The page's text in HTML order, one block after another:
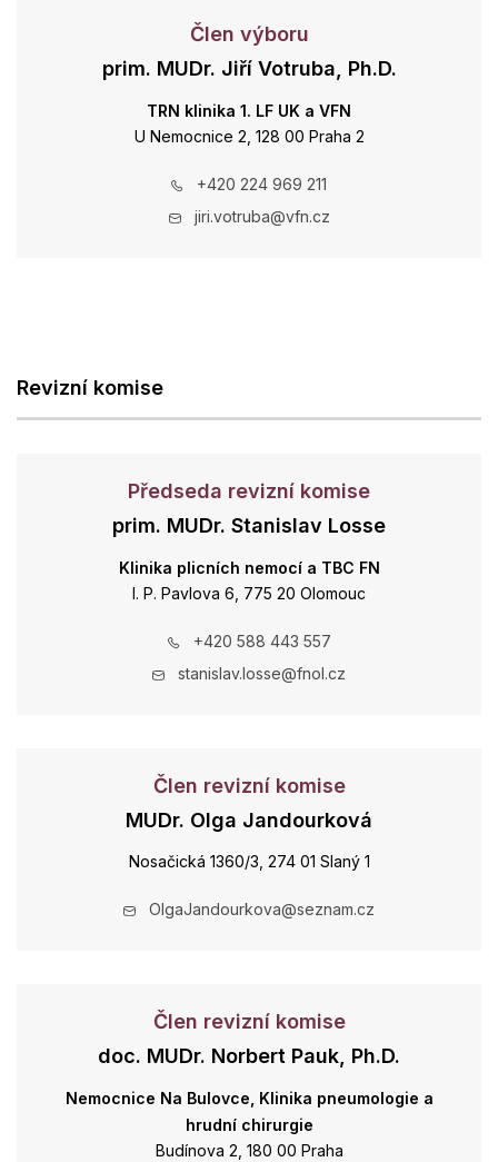
Člen výboru
prim. MUDr. Jiří Votruba, Ph.D.
TRN klinika 1. LF UK a VFN
U Nemocnice 2, 128 00 Praha 2
+420 224 969 211
jiri.votruba@vfn.cz
Revizní komise
Předseda revizní komise
prim. MUDr. Stanislav Losse
Klinika plicních nemocí a TBC FN
I. P. Pavlova 6, 775 20 Olomouc
+420 588 443 557
stanislav.losse@fnol.cz
Člen revizní komise
MUDr. Olga Jandourková
Nosačická 1360/3, 274 01 Slaný 1
OlgaJandourkova@seznam.cz
Člen revizní komise
doc. MUDr. Norbert Pauk, Ph.D.
Nemocnice Na Bulovce, Klinika pneumologie a
hrudní chirurgie
Budínova 2, 180 00 Praha